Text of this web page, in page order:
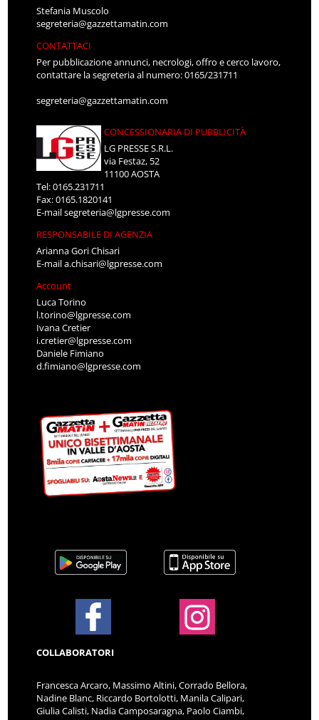
Stefania Muscolo
segreteria@gazzettamatin.com
CONTATTACI
Per pubblicazione annunci, necrologi, offro e cerco lavoro,
contattare la segreteria al numero: 0165/231711
segreteria@gazzettamatin.com
CONCESSIONARIA DI PUBBLICITÀ
LG PRESSE S.R.L.
via Festaz, 52
11100 AOSTA
Tel: 0165.231711
Fax: 0165.1820141
E-mailsegreteria@lgpresse.com
RESPONSABILE DI AGENZIA
Arianna Gori Chisari
E-maila.chisari@lgpresse.com
Account
Luca Torino
l.torino@lgpresse.com
Ivana Cretier
i.cretier@lgpresse.com
Daniele Fimiano
d.fimiano@lgpresse.com
COLLABORATORI
Francesca Arcaro, Massimo Altini, Corrado Bellora,
Nadine Blanc, Riccardo Bortolotti, Manila Calipari,
Giulia Calisti, Nadia Camposaragna, Paolo Ciambi,